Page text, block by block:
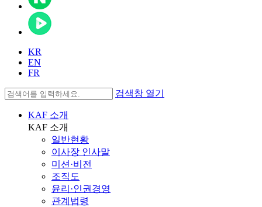
KR
EN
FR
검색창 열기
KAF 소개
KAF 소개
일반현황
이사장 인사말
미션·비전
조직도
윤리·인권경영
관계법령